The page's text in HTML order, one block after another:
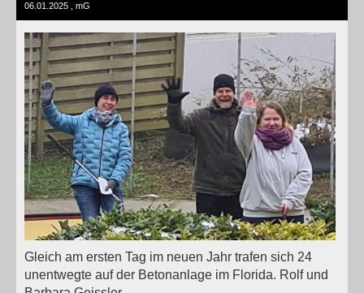
06.01.2025 , mG
Gleich am ersten Tag im neuen Jahr trafen sich 24
unentwegte auf der Betonanlage im Florida. Rolf und